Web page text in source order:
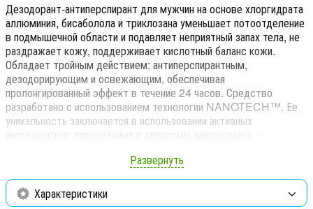
Дезодорант-антиперспирант для мужчин на основе хлоргидрата
аллюминия, бисаболола и триклозана уменьшает потоотделение
в подмышечной области и подавляет неприятный запах тела, не
раздражает кожу, поддерживает кислотный баланс кожи.
Обладает тройным действием: антиперспирантным,
дезодорирующим и освежающим, обеспечивая
пролонгированный эффект в течение 24 часов. Средство
разработано с использованием технологии NANOTECH™. Ее
уникальность заключается в использовании активных
кратчайшие сроки проникать в глубокие слои кожи и тем самым
повышать эффективность средства.
Хлоргидрат алюминия 14%
Развернуть
Характеристики